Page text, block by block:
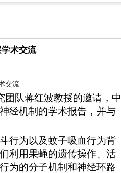
术交流
交流
团队蒋红波教授的邀请，中
经机制的学术报告，并与
行为以及蚊子吸血行为背
利用果蝇的遗传操作、活
为的分子机制和神经环路